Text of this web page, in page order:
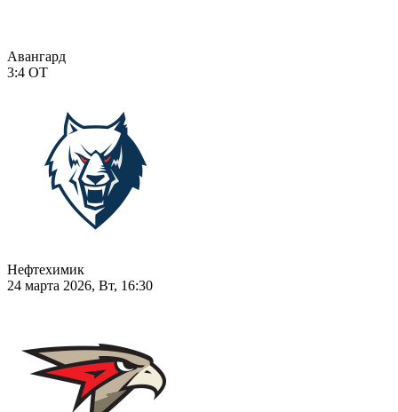
Авангард
3:4 ОТ
Нефтехимик
24 марта 2026, Вт, 16:30